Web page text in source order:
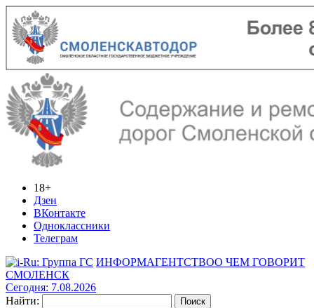
18+
Дзен
ВКонтакте
Одноклассники
Телеграм
ИНФОРМАГЕНТСТВОО ЧЕМ ГОВОРИТ
СМОЛЕНСК
Сегодня: 7.08.2026
Найти: